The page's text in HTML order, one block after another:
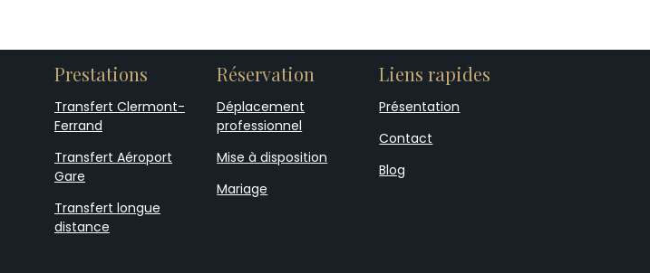
Prestations
Transfert Clermont-
Ferrand
Transfert Aéroport
Gare
Transfert longue
distance
Réservation
Déplacement
professionnel
Mise à disposition
Mariage
Liens rapides
Présentation
Contact
Blog